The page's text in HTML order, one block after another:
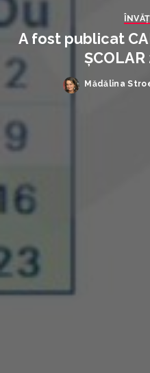
A fost publicat
Posted
Mădălina